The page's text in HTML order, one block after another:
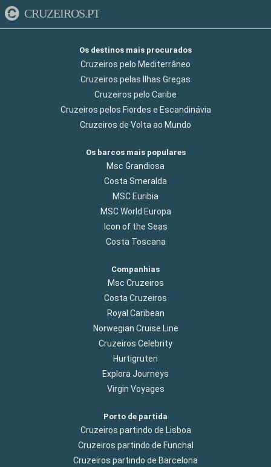
CRUZEIROS.PT
Os destinos mais procurados
Cruzeiros pelo Mediterrâneo
Cruzeiros pelas Ilhas Gregas
Cruzeiros pelo Caribe
Cruzeiros pelos Fiordes e Escandinávia
Cruzeiros de Volta ao Mundo
Os barcos mais populares
Msc Grandiosa
Costa Smeralda
MSC Euribia
MSC World Europa
Icon of the Seas
Costa Toscana
Companhias
Msc Cruzeiros
Costa Cruzeiros
Royal Caribean
Norwegian Cruise Line
Cruzeiros Celebrity
Hurtigruten
Explora Journeys
Virgin Voyages
Porto de partida
Cruzeiros partindo de Lisboa
Cruzeiros partindo de Funchal
Cruzeiros partindo de Barcelona